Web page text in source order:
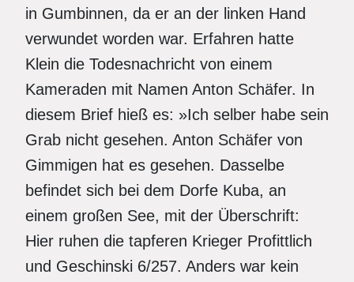
in Gumbinnen, da er an der linken Hand
verwundet worden war. Erfahren hatte
Klein die Todesnachricht von einem
Kameraden mit Namen Anton Schäfer. In
diesem Brief hieß es: »Ich selber habe sein
Grab nicht gesehen. Anton Schäfer von
Gimmigen hat es gesehen. Dasselbe
befindet sich bei dem Dorfe Kuba, an
einem großen See, mit der Überschrift:
Hier ruhen die tapferen Krieger Profittlich
und Geschinski 6/257. Anders war kein